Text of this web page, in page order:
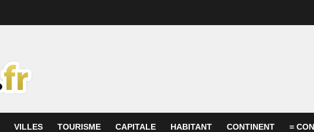
VILLES TOURISME CAPITALE HABITANT CONTINENT =